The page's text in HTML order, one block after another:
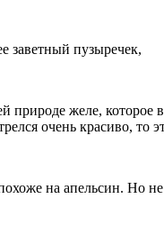
заветный пузыречек,
природе желе,
очень красиво, то
на апельсин. Но